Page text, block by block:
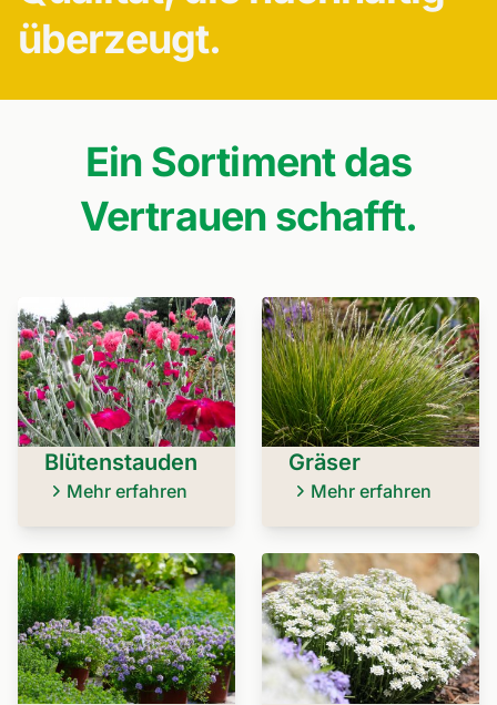
überzeugt.
Ein Sortiment das
Vertrauen schafft.
Blütenstauden
Mehr erfahren
Gräser
Mehr erfahren